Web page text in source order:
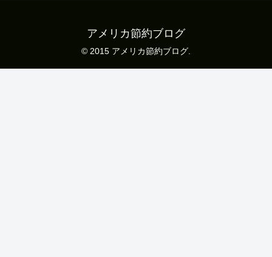
アメリカ節約ブログ
© 2015 アメリカ節約ブログ.